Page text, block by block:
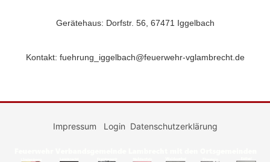
Gerätehaus: Dorfstr. 56, 67471 Iggelbach
Kontakt: fuehrung_iggelbach@feuerwehr-vglambrecht.de
Impressum Login Datenschutzerklärung